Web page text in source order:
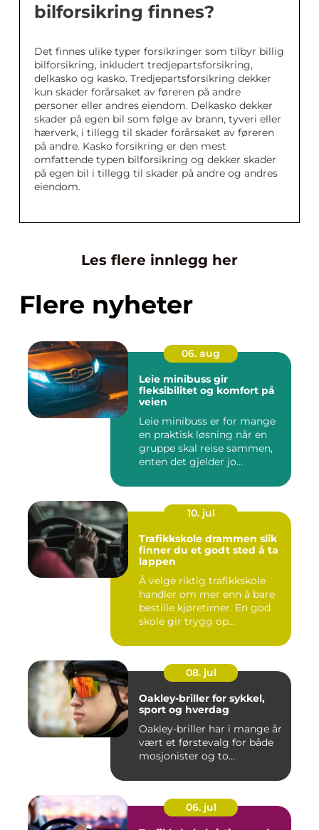
bilforsikring finnes?
Det finnes ulike typer forsikringer som tilbyr billig
bilforsikring, inkludert tredjepartsforsikring,
delkasko og kasko. Tredjepartsforsikring dekker
kun skader forårsaket av føreren på andre
personer eller andres eiendom. Delkasko dekker
skader på egen bil som følge av brann, tyveri eller
hærverk, i tillegg til skader forårsaket av føreren
på andre. Kasko forsikring er den mest
omfattende typen bilforsikring og dekker skader
på egen bil i tillegg til skader på andre og andres
eiendom.
Les flere innlegg her
Flere nyheter
06. aug
Leie minibuss gir
fleksibilitet og komfort på
veien
Leie minibuss er for mange
en praktisk løsning når en
gruppe skal reise sammen,
enten det gjelder jo...
10. jul
Trafikkskole drammen slik
finner du et godt sted å ta
lappen
Å velge riktig trafikkskole
handler om mer enn å bare
bestille kjøretimer. En god
skole gir trygg op...
08. jul
Oakley-briller for sykkel,
sport og hverdag
Oakley-briller har i mange år
vært et førstevalg for både
mosjonister og to...
06. jul